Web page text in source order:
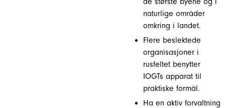
naturlige områder
omkring i landet.
Flere beslektede
organisasjoner i
rusfeltet benytter
IOGTs apparat til
praktiske formål.
Ha en aktiv forvaltning